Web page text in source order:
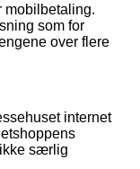
mobilbetaling.
som for
over flere
internet
særlig